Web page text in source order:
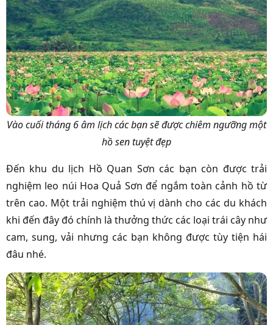
Vào cuối tháng 6 âm lịch các bạn sẽ được chiêm ngưỡng một
hồ sen tuyệt đẹp
Đến khu du lịch Hồ Quan Sơn các bạn còn được trải
nghiệm leo núi Hoa Quả Sơn để ngắm toàn cảnh hồ từ
trên cao. Một trải nghiệm thú vị dành cho các du khách
khi đến đây đó chính là thưởng thức các loại trái cây như
cam, sung, vải nhưng các bạn không được tùy tiện hái
đâu nhé.